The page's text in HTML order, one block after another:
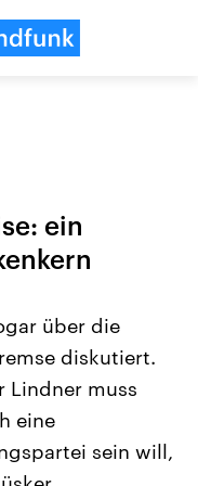
USA
Aktuelle Beiträge,
Hintergründe
Wirtschaftlich und
gehören die Vereinigten
den mächtigsten Ländern
mit großem Einfluss auf
ein
über die
diskutiert.
Lindner muss
eine
sein will,